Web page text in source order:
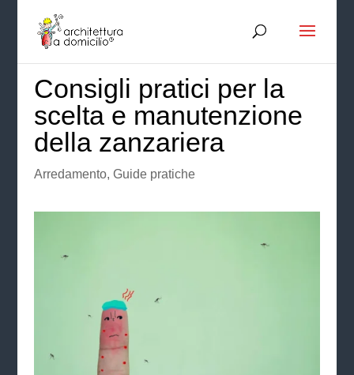
Consigli pratici per la
scelta e manutenzione
della zanzariera
Arredamento, Guide pratiche